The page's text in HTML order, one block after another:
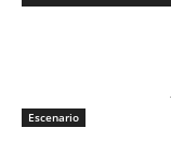
Escenario